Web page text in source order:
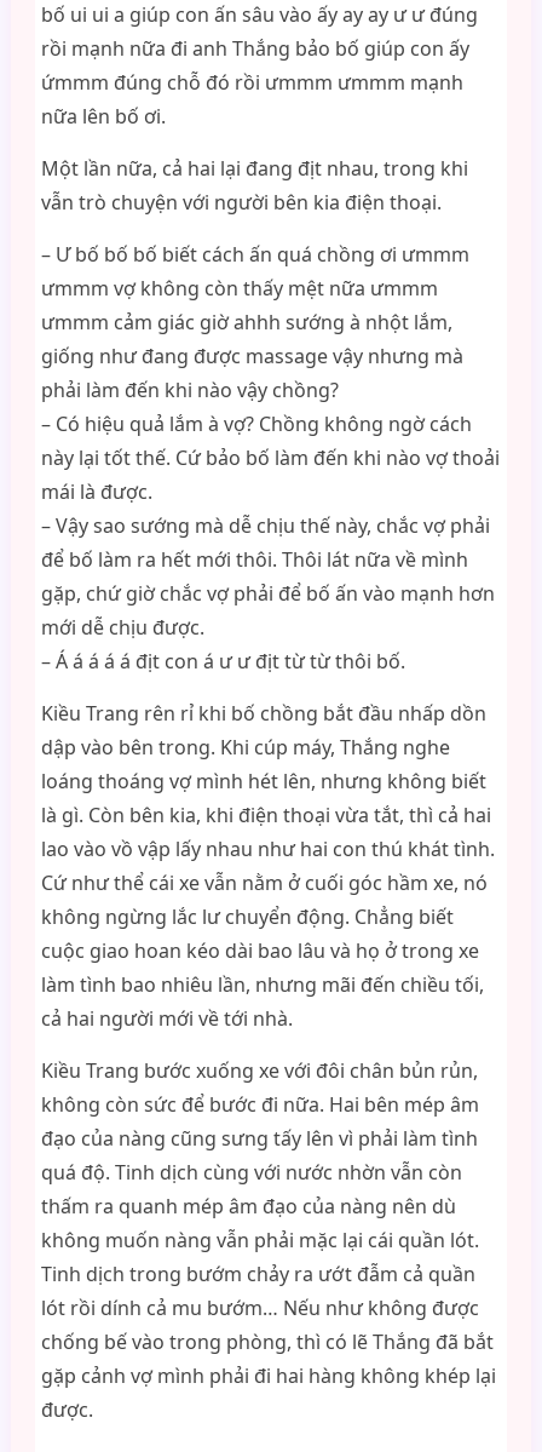
bố ui ui a giúp con ấn sâu vào ấy ay ay ư ư đúng
rồi mạnh nữa đi anh Thắng bảo bố giúp con ấy
ứmmm đúng chỗ đó rồi ưmmm ưmmm mạnh
nữa lên bố ơi.
Một lần nữa, cả hai lại đang địt nhau, trong khi
vẫn trò chuyện với người bên kia điện thoại.
– Ư bố bố bố biết cách ấn quá chồng ơi ưmmm
ưmmm vợ không còn thấy mệt nữa ưmmm
ưmmm cảm giác giờ ahhh sướng à nhột lắm,
giống như đang được massage vậy nhưng mà
phải làm đến khi nào vậy chồng?
– Có hiệu quả lắm à vợ? Chồng không ngờ cách
này lại tốt thế. Cứ bảo bố làm đến khi nào vợ thoải
mái là được.
– Vậy sao sướng mà dễ chịu thế này, chắc vợ phải
để bố làm ra hết mới thôi. Thôi lát nữa về mình
gặp, chứ giờ chắc vợ phải để bố ấn vào mạnh hơn
mới dễ chịu được.
– Á á á á á địt con á ư ư địt từ từ thôi bố.
Kiều Trang rên rỉ khi bố chồng bắt đầu nhấp dồn
dập vào bên trong. Khi cúp máy, Thắng nghe
loáng thoáng vợ mình hét lên, nhưng không biết
là gì. Còn bên kia, khi điện thoại vừa tắt, thì cả hai
lao vào vồ vập lấy nhau như hai con thú khát tình.
Cứ như thể cái xe vẫn nằm ở cuối góc hầm xe, nó
không ngừng lắc lư chuyển động. Chẳng biết
cuộc giao hoan kéo dài bao lâu và họ ở trong xe
làm tình bao nhiêu lần, nhưng mãi đến chiều tối,
cả hai người mới về tới nhà.
Kiều Trang bước xuống xe với đôi chân bủn rủn,
không còn sức để bước đi nữa. Hai bên mép âm
đạo của nàng cũng sưng tấy lên vì phải làm tình
quá độ. Tinh dịch cùng với nước nhờn vẫn còn
thấm ra quanh mép âm đạo của nàng nên dù
không muốn nàng vẫn phải mặc lại cái quần lót.
Tinh dịch trong bướm chảy ra ướt đẫm cả quần
lót rồi dính cả mu bướm… Nếu như không được
chống bế vào trong phòng, thì có lẽ Thắng đã bắt
gặp cảnh vợ mình phải đi hai hàng không khép lại
được.